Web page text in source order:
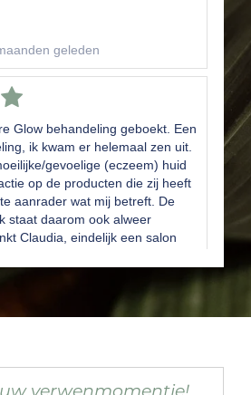
verwenmomentje!